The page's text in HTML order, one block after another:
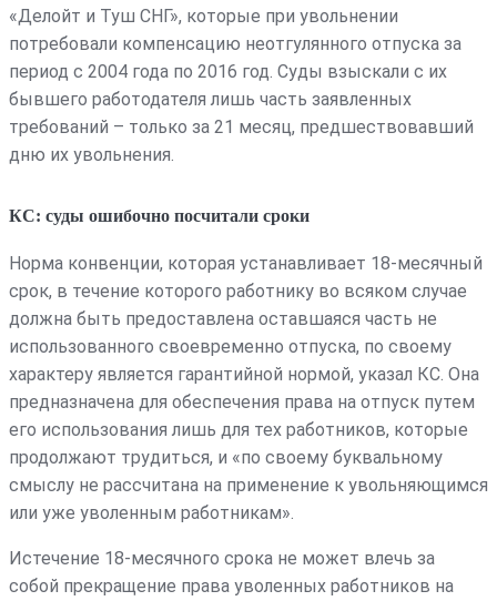
«Делойт и Туш СНГ», которые при увольнении
потребовали компенсацию неотгулянного отпуска за
период с 2004 года по 2016 год. Суды взыскали с их
бывшего работодателя лишь часть заявленных
требований – только за 21 месяц, предшествовавший
дню их увольнения.
КС: суды ошибочно посчитали сроки
Норма конвенции, которая устанавливает 18-месячный
срок, в течение которого работнику во всяком случае
должна быть предоставлена оставшаяся часть не
использованного своевременно отпуска, по своему
характеру является гарантийной нормой, указал КС. Она
предназначена для обеспечения права на отпуск путем
его использования лишь для тех работников, которые
продолжают трудиться, и «по своему буквальному
смыслу не рассчитана на применение к увольняющимся
или уже уволенным работникам».
Истечение 18-месячного срока не может влечь за
собой прекращение права уволенных работников на